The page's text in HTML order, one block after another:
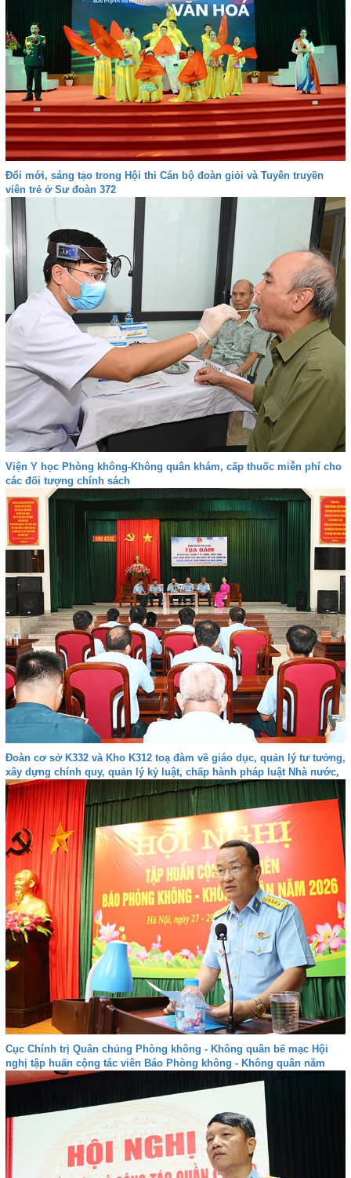
Đổi mới, sáng tạo trong Hội thi Cán bộ đoàn giỏi và Tuyên truyền
viên trẻ ở Sư đoàn 372
Viện Y học Phòng không-Không quân khám, cấp thuốc miễn phí cho
các đối tượng chính sách
Đoàn cơ sở K332 và Kho K312 toạ đàm về giáo dục, quản lý tư tưởng,
xây dựng chính quy, quản lý kỷ luật, chấp hành pháp luật Nhà nước,
kỷ luật Quân đội và bảo đảm an toàn trong các hoạt động
Cục Chính trị Quân chủng Phòng không - Không quân bế mạc Hội
nghị tập huấn cộng tác viên Báo Phòng không - Không quân năm
2026